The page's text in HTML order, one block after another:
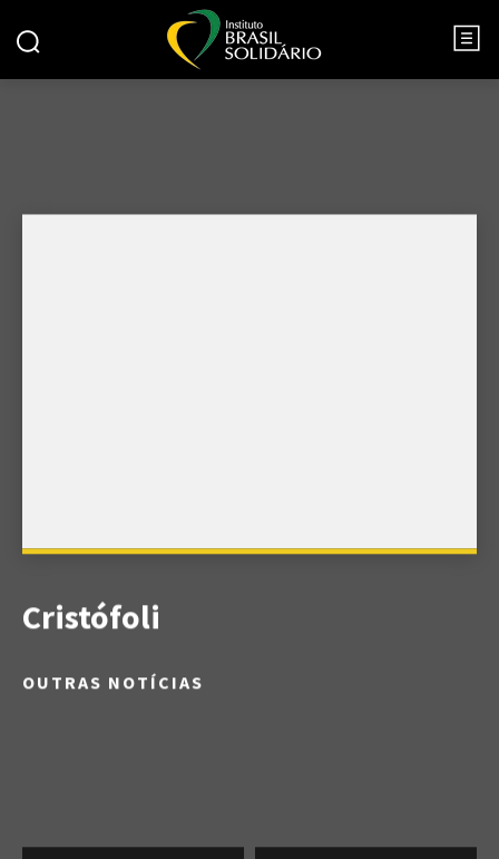
Cristófoli
OUTRAS NOTÍCIAS